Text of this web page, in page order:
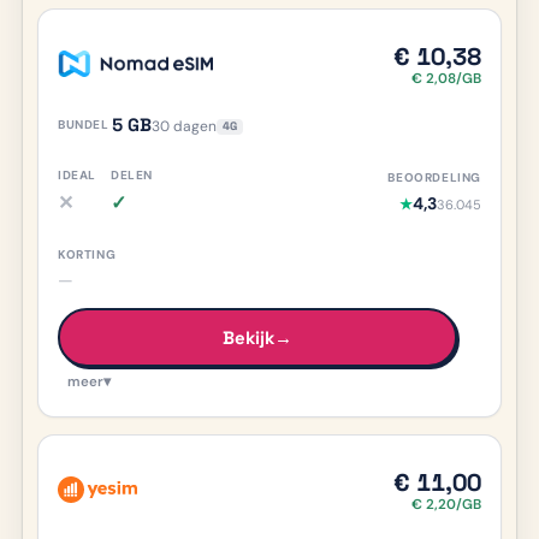
5 GB30 dagen 4G
€ 10,38
€ 2,08/GB
✕iDEAL nee, meer info
✓Delen ja, meer info ★4,336.045
—
Bekijk→
meer▾
€ 11,00
€ 2,20/GB